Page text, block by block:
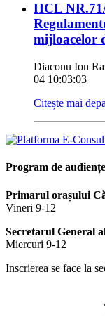
HCL
mijloacelor
Diaconu Ion
04 10:03:03
Citește mai
Program de
Primarul orașului
Vineri 9-12
Secretarul General
Miercuri 9-12
Inscrierea se face la